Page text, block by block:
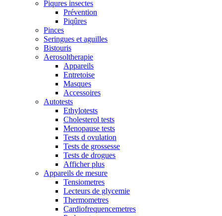
Piqures insectes
Prévention
Piqûres
Pinces
Seringues et aguilles
Bistouris
Aerosoltherapie
Appareils
Entretoise
Masques
Accessoires
Autotests
Ethylotests
Cholesterol tests
Menopause tests
Tests d ovulation
Tests de grossesse
Tests de drogues
Afficher plus
Appareils de mesure
Tensiometres
Lecteurs de glycemie
Thermometres
Cardiofrequencemetres